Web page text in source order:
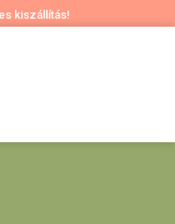
kiszállítás!